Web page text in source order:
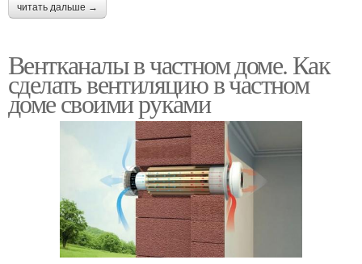
читать дальше →
Вентканалы в частном доме. Как
сделать вентиляцию в частном
доме своими руками